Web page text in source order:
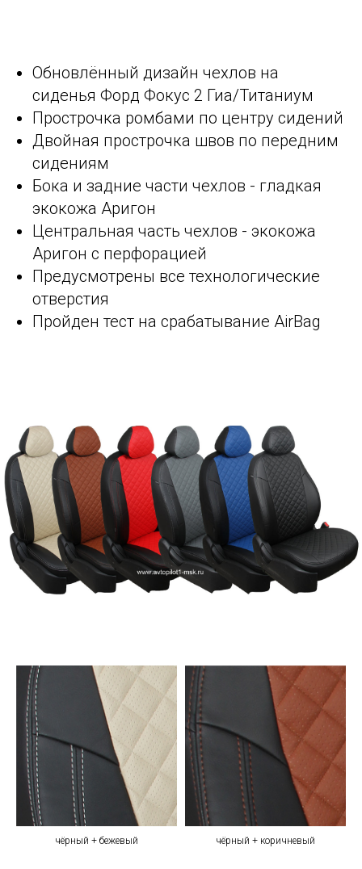
Обновлённый дизайн чехлов на
сиденья Форд Фокус 2 Гиа/Титаниум
Прострочка ромбами по центру сидений
Двойная прострочка швов по передним
сидениям
Бока и задние части чехлов - гладкая
экокожа Аригон
Центральная часть чехлов - экокожа
Аригон с перфорацией
Предусмотрены все технологические
отверстия
Пройден тест на срабатывание AirBag
чёрный + бежевый чёрный + коричневый